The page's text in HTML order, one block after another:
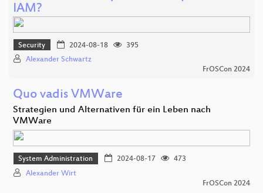
IAM?
Security 2024-08-18
395
Alexander Schwartz
FrOSCon 2024
Quo vadis VMWare
Strategien und Alternativen für ein Leben nach
VMWare
System Administration 2024-08-17
473
Alexander Wirt
FrOSCon 2024